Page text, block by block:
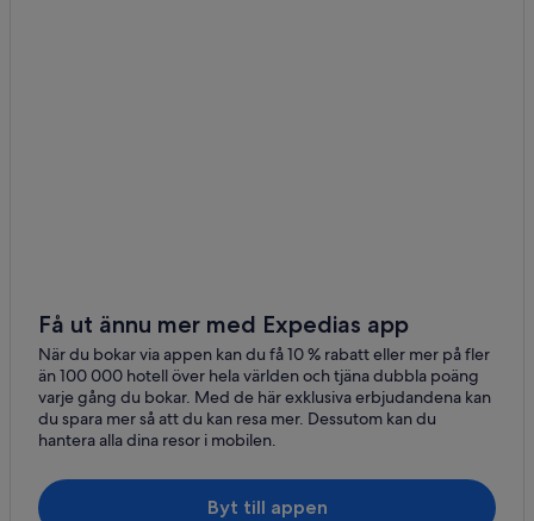
Få ut ännu mer med Expedias app
När du bokar via appen kan du få 10 % rabatt eller mer på fler
än 100 000 hotell över hela världen och tjäna dubbla poäng
varje gång du bokar. Med de här exklusiva erbjudandena kan
du spara mer så att du kan resa mer. Dessutom kan du
hantera alla dina resor i mobilen.
Byt till appen